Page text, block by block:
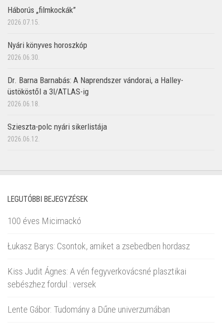
Háborús „filmkockák”
2026.07.15.
Nyári könyves horoszkóp
2026.06.30.
Dr. Barna Barnabás: A Naprendszer vándorai, a Halley-
üstököstől a 3I/ATLAS-ig
2026.06.18.
Szieszta-polc nyári sikerlistája
2026.06.12.
LEGUTÓBBI BEJEGYZÉSEK
100 éves Micimackó
Łukasz Barys: Csontok, amiket a zsebedben hordasz
Kiss Judit Ágnes: A vén fegyverkovácsné plasztikai
sebészhez fordul : versek
Lente Gábor: Tudomány a Dűne univerzumában